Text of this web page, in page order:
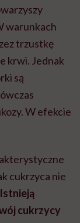
warunkach
trzustkę
krwi. Jednak
są
W efekcie
cukrzyca nie
Istnieją
cukrzycy